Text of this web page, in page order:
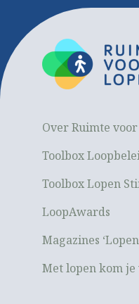
Over Ruimte
Toolbox
Toolbox Lopen
LoopAwards
Magazines
Met lopen kom